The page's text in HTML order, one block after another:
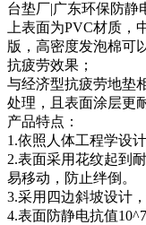
台垫厂|广东环保防静
上表面为PVC材质
版，高密度发泡棉可
抗疲劳效果；
与经济型抗疲劳地垫
处理，且表面涂层更
产品特点：
1.依照人体工程学设
2.表面采用花纹起到
易移动，防止绊倒。
3.采用四边斜坡设计
4.表面防静电抗值